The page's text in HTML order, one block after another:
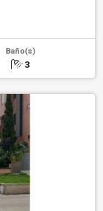
Baño(s)
3